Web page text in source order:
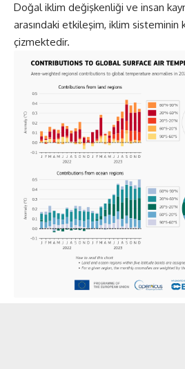
Doğal iklim değişkenliği ve insan
arasındaki etkileşim, iklim sisteminin
çizmektedir.